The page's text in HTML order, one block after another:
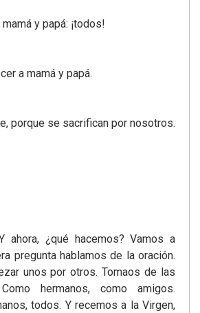
y papá: ¡todos!
a mamá y papá.
porque se sacrifican por nosotros.
ahora, ¿qué hacemos? Vamos a
pregunta hablamos de la oración.
unos por otros. Tomaos de las
hermanos, como amigos.
todos. Y recemos a la Virgen,